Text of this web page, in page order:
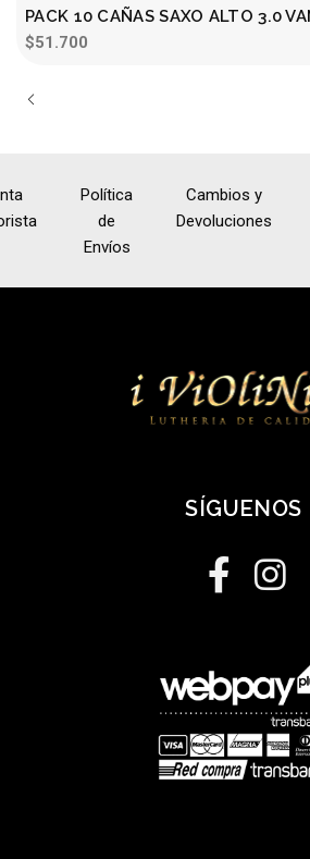
PACK 10 CAÑAS SAXO ALTO 3.0
$51.700
Política
de
Envíos
Cambios y
Devoluciones
SÍGUENOS